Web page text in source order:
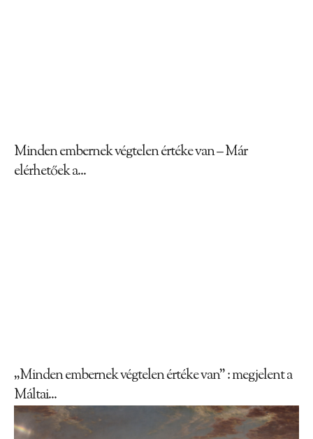
Minden embernek végtelen értéke van – Már
elérhetőek a...
„Minden embernek végtelen értéke van” : megjelent a
Máltai...